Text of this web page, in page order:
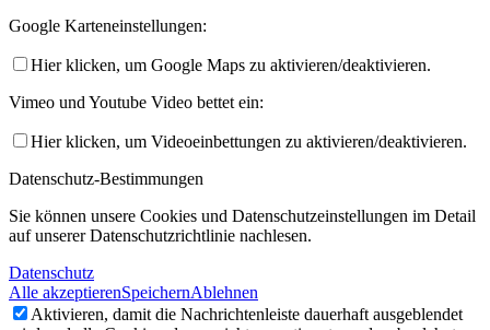
Google Karteneinstellungen:
Hier klicken, um Google Maps zu aktivieren/deaktivieren.
Vimeo und Youtube Video bettet ein:
Hier klicken, um Videoeinbettungen zu aktivieren/deaktivieren.
Datenschutz-Bestimmungen
Sie können unsere Cookies und Datenschutzeinstellungen im Detail
auf unserer Datenschutzrichtlinie nachlesen.
Datenschutz
Alle akzeptierenSpeichernAblehnen
Aktivieren, damit die Nachrichtenleiste dauerhaft ausgeblendet